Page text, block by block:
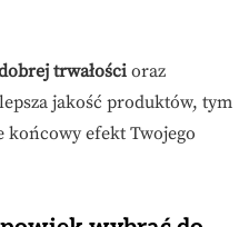
trwałości oraz
jakość produktów, tym
końcowy efekt Twojego